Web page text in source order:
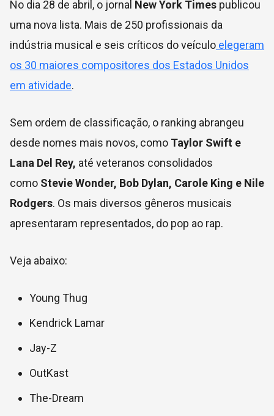
No dia 28 de abril, o jornal New York Times publicou
uma nova lista. Mais de 250 profissionais da
indústria musical e seis críticos do veículo elegeram
os 30 maiores compositores dos Estados Unidos
em atividade.
Sem ordem de classificação, o ranking abrangeu
desde nomes mais novos, como Taylor Swift e
Lana Del Rey, até veteranos consolidados
como Stevie Wonder, Bob Dylan, Carole King e Nile
Rodgers. Os mais diversos gêneros musicais
apresentaram representados, do pop ao rap.
Veja abaixo:
Young Thug
Kendrick Lamar
Jay-Z
OutKast
The-Dream